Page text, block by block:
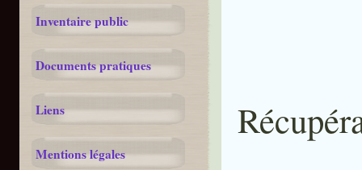
Inventaire public
Documents pratiques
Liens
Mentions légales